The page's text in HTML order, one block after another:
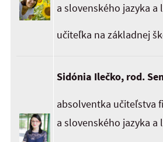
a slovenského jazyka a
učiteľka na základnej
Sidónia Ilečko, rod.
absolventka učiteľstva
a slovenského jazyka a